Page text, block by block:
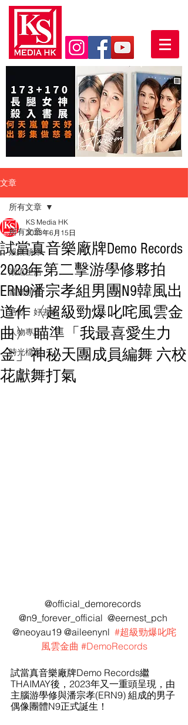
文章
所有文章
娛樂頭條
潮流生活
音樂頻道
活動・好去處
人物專訪
時光檔案
所有文章
試當真音樂廠牌Demo Records
2023年第二擊游學修夥拍
ERN9潘宗孝組男團N9韓風出
道作〈超級勁爆叱咤風雲金
曲〉 瞄準「我最喜愛生力
金」神秘天團成員編舞 六校
花獻舞打氣
KS Media HK
2023年6月15日
@official_demorecords
@n9_forever_official  @eernest_pch
@neoyau19 @aileenynl #超級勁爆叱咤
風雲金曲 #DemoRecords
試當真音樂廠牌Demo Records繼
THAIMAY後，2023年又一重頭呈現，由
主腦游學修與潘宗孝(ERN9) 組成的男子
偶像團體N9正式誕生！